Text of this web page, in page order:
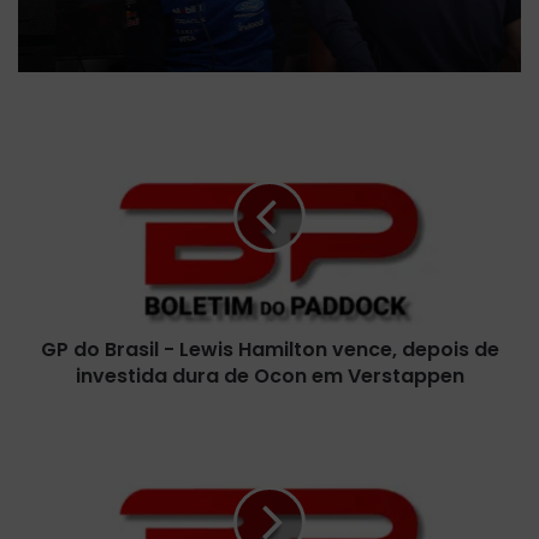
GP do Brasil - Lewis Hamilton vence, depois de
investida dura de Ocon em Verstappen